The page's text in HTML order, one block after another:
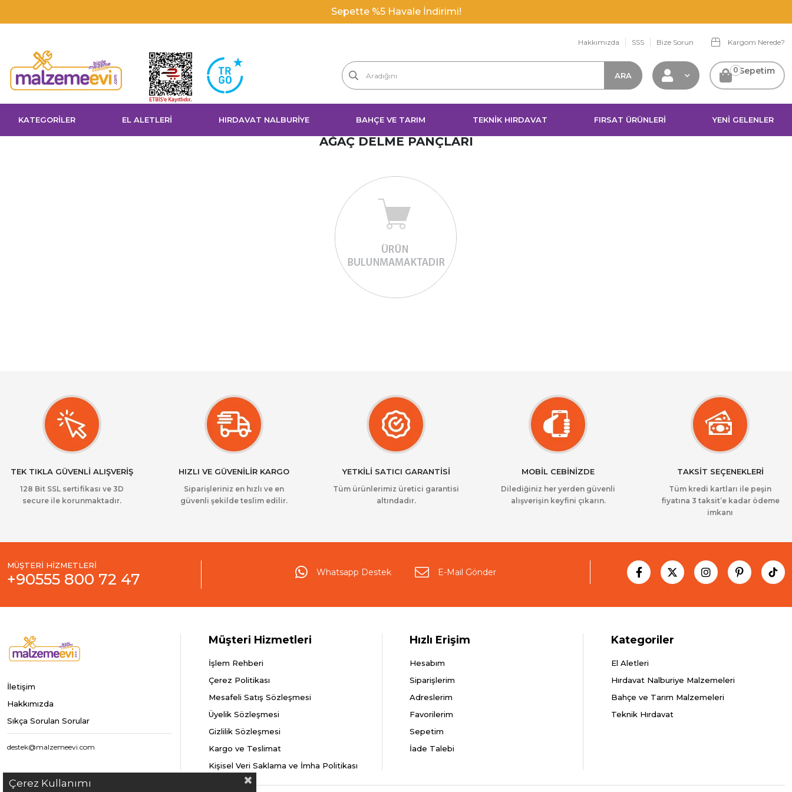
Sepette %5 Havale İndirimi!
Hakkımızda SSS Bize Sorun Kargom Nerede?
Sepetim
0
KATEGORİLER EL ALETLERİ HIRDAVAT NALBURİYE BAHÇE VE TARIM TEKNİK HIRDAVAT FIRSAT ÜRÜNLERİ YENİ GELENLER
AĞAÇ DELME PANÇLARI
TEK TIKLA GÜVENLİ ALIŞVERİŞ
128 Bit SSL sertifikası ve 3D
secure ile korunmaktadır.
HIZLI VE GÜVENİLİR KARGO
Siparişleriniz en hızlı ve en
güvenli şekilde teslim edilir.
YETKİLİ SATICI GARANTİSİ
Tüm ürünlerimiz üretici garantisi
altındadır.
MOBİL CEBİNİZDE
Dilediğiniz her yerden güvenli
alışverişin keyfini çıkarın.
TAKSİT SEÇENEKLERİ
Tüm kredi kartları ile peşin
fiyatına 3 taksit’e kadar ödeme
imkanı
MÜŞTERİ HİZMETLERİ
+90555 800 72 47 Whatsapp Destek E-Mail Gönder
İletişim
Hakkımızda
Sıkça Sorulan Sorular
destek@malzemeevi.com
Müşteri Hizmetleri
İşlem Rehberi
Çerez Politikası
Mesafeli Satış Sözleşmesi
Üyelik Sözleşmesi
Gizlilik Sözleşmesi
Kargo ve Teslimat
Kişisel Veri Saklama ve İmha Politikası
Hızlı Erişim
Hesabım
Siparişlerim
Adreslerim
Favorilerim
Sepetim
İade Talebi
Kategoriler
El Aletleri
Hırdavat Nalburiye Malzemeleri
Bahçe ve Tarım Malzemeleri
Teknik Hırdavat
Çerez Kullanımı